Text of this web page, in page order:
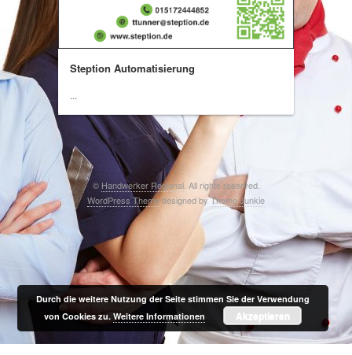
Steption Automatisierung
...
© Handwerker Regional. All rights reserved.
WordPress Themedesigned byTheme Junkie
Durch die weitere Nutzung der Seite stimmen Sie der Verwendung
von Cookies zu.Weitere Informationen Akzeptieren